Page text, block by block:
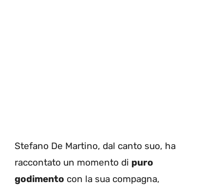
Stefano De Martino, dal canto suo, ha
raccontato un momento di puro
godimento con la sua compagna,